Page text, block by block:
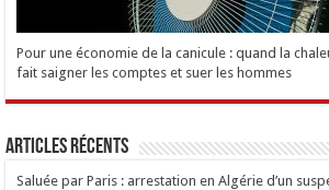
Pour une économie de la canicule : quand la
fait saigner les comptes et suer les hommes
Articles Récents
Saluée par Paris : arrestation en Algérie d’un